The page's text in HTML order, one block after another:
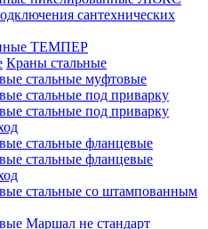
сантехнических
ТЕМПЕР
Краны стальные
стальные муфтовые
стальные под приварку
стальные под приварку
стальные фланцевые
стальные фланцевые
стальные со штампованным
Маршал не стандарт